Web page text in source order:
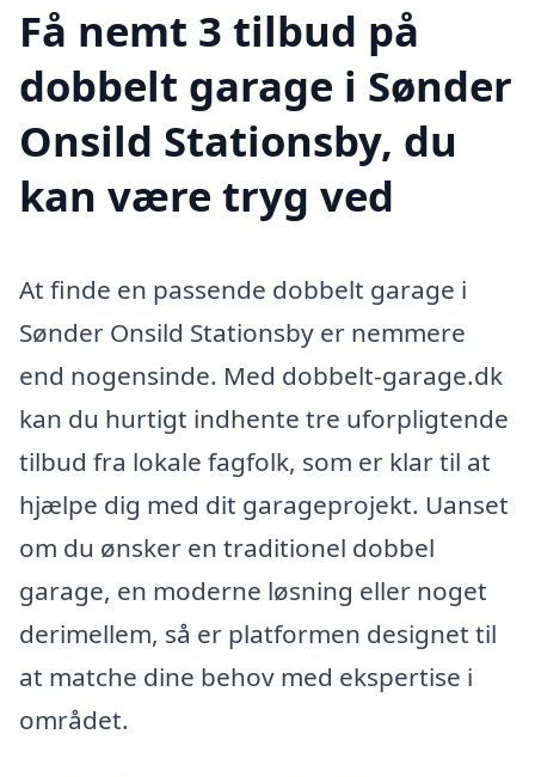
Få nemt 3 tilbud på
dobbelt garage i Sønder
Onsild Stationsby, du
kan være tryg ved
At finde en passende dobbelt garage i
Sønder Onsild Stationsby er nemmere
end nogensinde. Med dobbelt-garage.dk
kan du hurtigt indhente tre uforpligtende
tilbud fra lokale fagfolk, som er klar til at
hjælpe dig med dit garageprojekt. Uanset
om du ønsker en traditionel dobbel
garage, en moderne løsning eller noget
derimellem, så er platformen designet til
at matche dine behov med ekspertise i
området.